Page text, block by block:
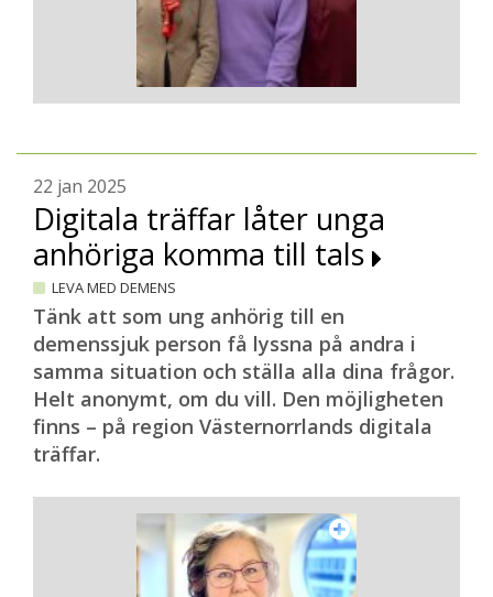
22 jan 2025
Digitala träffar låter unga
anhöriga komma till tals
LEVA MED DEMENS
Tänk att som ung anhörig till en
demenssjuk person få lyssna på andra i
samma situation och ställa alla dina frågor.
Helt anonymt, om du vill. Den möjligheten
finns – på region Västernorrlands digitala
träffar.